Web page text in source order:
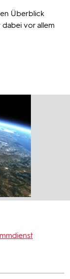
Überblick
dabei vor allem